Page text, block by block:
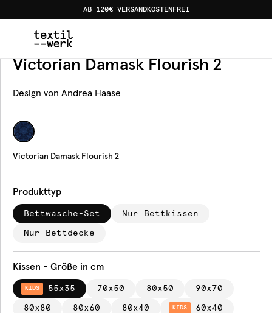
AB 120€ VERSANDKOSTENFREI
Produkte Bettwäsche Victorian Damask
Bettwäsche
Victorian Damask Flourish 2
Design von Andrea Haase
Victorian Damask Flourish 2
Produkttyp
Bettwäsche-Set Nur Bettkissen
Nur Bettdecke
Kissen - Größe in cm
KIDS 55x35 70x50 80x50 90x70
80x80 80x60 80x40 KIDS 60x40